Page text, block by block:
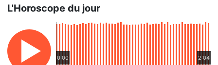
L'Horoscope du jour
0:00 2:04